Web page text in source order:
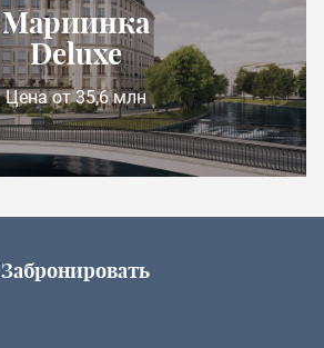
Мариинка
Deluxe
Цена от 35,6 млн
Забронировать